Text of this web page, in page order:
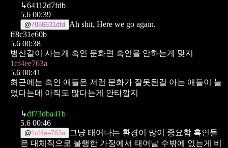
↳64112d7fdb
5.6 00:39
@7886631dfd
Ah shit, Here we go again.
ff8c31e60b
5.6 00:38
병신같이 사는게 흑인 문화면 흑인을 안하는게 맞지
1cf4ee763a
5.6 00:41
최근에는 흑인 애들은 저런 문화가 잘못된걸 아는 애들이 늘
었다는데 아직도 많다는게 안타깝지
↳df73dba41b
5.6 00:46
@1cf4ee763a 그냥 태어나는 환경이 많이 중요함 흑인들
은 대체적으로 불행한 가정에서 태어날 수밖에 없는게 비